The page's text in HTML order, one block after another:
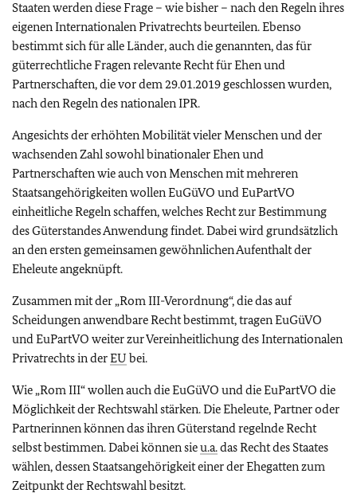
Staaten werden diese Frage – wie bisher – nach den Regeln ihres
eigenen Internationalen Privatrechts beurteilen. Ebenso
bestimmt sich für alle Länder, auch die genannten, das für
güterrechtliche Fragen relevante Recht für Ehen und
Partnerschaften, die vor dem 29.01.2019 geschlossen wurden,
nach den Regeln des nationalen IPR.
Angesichts der erhöhten Mobilität vieler Menschen und der
wachsenden Zahl sowohl binationaler Ehen und
Partnerschaften wie auch von Menschen mit mehreren
Staatsangehörigkeiten wollen EuGüVO und EuPartVO
einheitliche Regeln schaffen, welches Recht zur Bestimmung
des Güterstandes Anwendung findet. Dabei wird grundsätzlich
an den ersten gemeinsamen gewöhnlichen Aufenthalt der
Eheleute angeknüpft.
Zusammen mit der „Rom III-Verordnung“, die das auf
Scheidungen anwendbare Recht bestimmt, tragen EuGüVO
und EuPartVO weiter zur Vereinheitlichung des Internationalen
Privatrechts in derEU bei.
Wie „Rom III“ wollen auch die EuGüVO und die EuPartVO die
Möglichkeit der Rechtswahl stärken. Die Eheleute, Partner oder
Partnerinnen können das ihren Güterstand regelnde Recht
selbst bestimmen. Dabei können sieu.a.das Recht des Staates
wählen, dessen Staatsangehörigkeit einer der Ehegatten zum
Zeitpunkt der Rechtswahl besitzt.